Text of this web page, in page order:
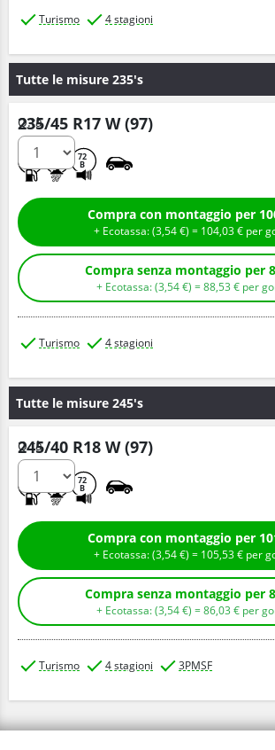
Turismo 4 stagioni
Tutte le misure 235's
235/45 R17 W (97)
72
B
Q.tà
Compra con
+ Ecotassa: (3,54€ ) = 104,03€ per
Compra senza
+ Ecotassa: (3,54€ ) =88,53 € per
Turismo 4 stagioni
Tutte le misure 245's
245/40 R18 W (97)
72
B
Q.tà
Compra con
+ Ecotassa: (3,54€ ) = 105,53€ per
Compra senza
+ Ecotassa: (3,54€ ) =86,03 € per
Turismo 4 stagioni 3PMSF